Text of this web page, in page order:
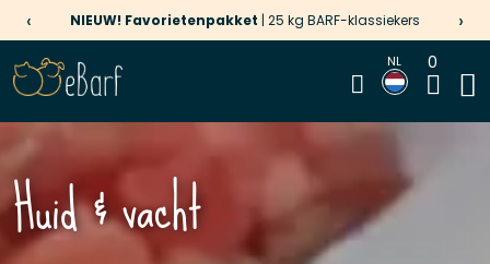
NIEUW! Favorietenpakket | 25 kg BARF-klassiekers
‹ ›
NL 0
Huid & vacht